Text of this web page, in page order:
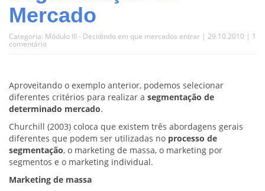
Mercado
Categoria: Módulo III - Decidindo em que mercados entrar | 29.10.2010 | 1
comentário
Aproveitando o exemplo anterior, podemos selecionar
diferentes critérios para realizar a segmentação de
determinado mercado.
Churchill (2003) coloca que existem três abordagens gerais
diferentes que podem ser utilizadas no processo de
segmentação, o marketing de massa, o marketing por
segmentos e o marketing individual.
Marketing de massa